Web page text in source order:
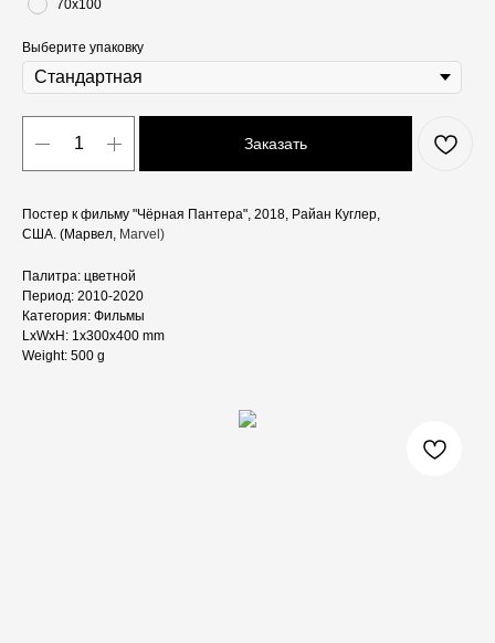
70х100
Выберите упаковку
Заказать
Постер к фильму "Чёрная Пантера", 2018, Райан Куглер,
США. (Марвел, Marvel)
Палитра: цветной
Период: 2010-2020
Категория: Фильмы
LxWxH: 1x300x400 mm
Weight: 500 g